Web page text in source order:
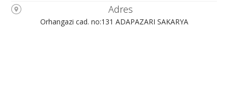
Adres
Orhangazi cad. no:131 ADAPAZARI SAKARYA